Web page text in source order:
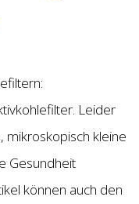
Leider
mikroskopisch kleine
Gesundheit
können auch den